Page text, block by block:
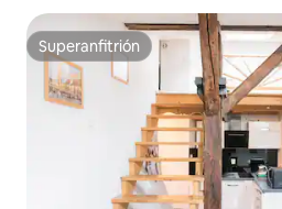
Superanfitrión
Superanfitrión